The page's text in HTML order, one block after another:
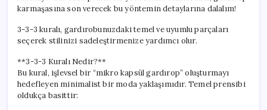
Sonsuz
Oluşturmanın
Yolları
karmaşasına son verecek bu yöntemin detaylarına dalalım!
3-3-3 kuralı, gardırobunuzdaki temel ve uyumlu parçaları
seçerek stilinizi sadeleştirmenize yardımcı olur.
**3-3-3 Kuralı Nedir?**
Bu kural, işlevsel bir “mikro kapsül gardırop” oluşturmayı
hedefleyen minimalist bir moda yaklaşımıdır. Temel prensibi
oldukça basittir: